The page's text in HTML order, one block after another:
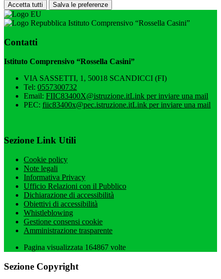
Accetta tutti Salva le preferenze
Istituto Comprensivo “Rossella Casini”
Contatti
Istituto Comprensivo “Rossella Casini”
VIA SASSETTI, 1, 50018 SCANDICCI (FI)
Tel: 0557300732
Email: FIIC83400X@istruzione.itLink per inviare una mail
PEC: fiic83400x@pec.istruzione.itLink per inviare una mail
Sezione Link Utili
Cookie policy
Note legali
Informativa Privacy
Ufficio Relazioni con il Pubblico
Dichiarazione di accessibilità
Obiettivi di accessibilità
Whistleblowing
Gestione consensi cookie
Amministrazione trasparente
Pagina visualizzata 164867 volte
Sezione Copyright